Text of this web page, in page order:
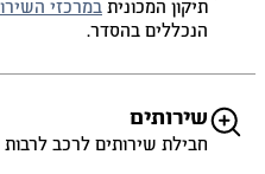
תיקון המכוניתבמרכזי השירות
הנכללים בהסדר.
שירותים
חבילת שירותים לרכב לרבות